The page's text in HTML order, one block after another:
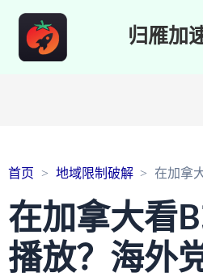
归雁加
首页 地域限制破解 在加拿
在加拿大看
播放？海外